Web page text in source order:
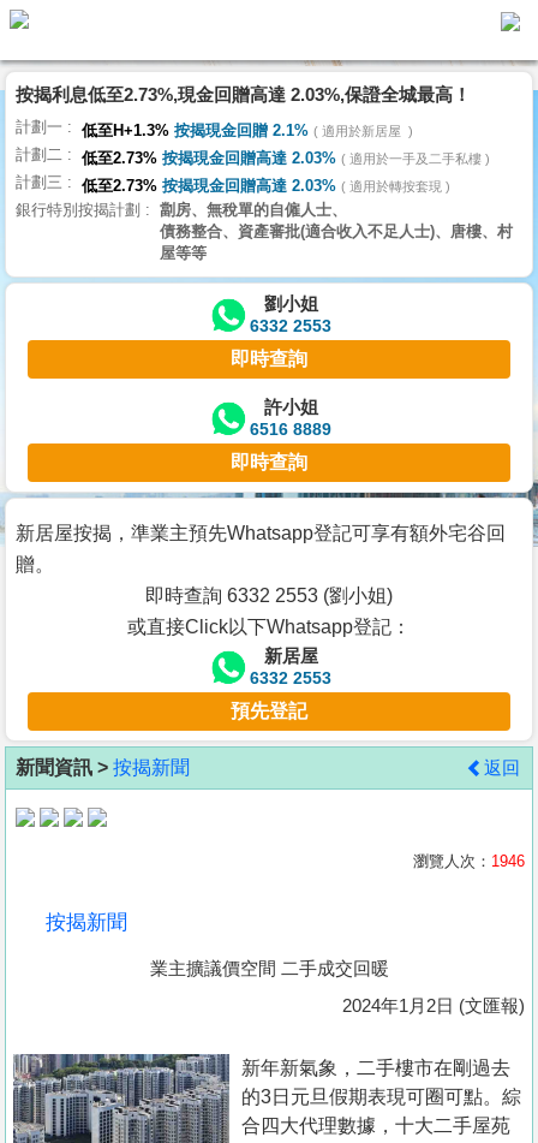
代
理
主
頁
搵
樓/
交
業
主
宅
谷
按
客
地
產
置
業
按揭利息低至2.73%,現金回贈高達 2.03%,保證全城最高！
計劃一 低至H+1.3% 按揭現金回贈 2.1% 適用於新居屋
計劃二 低至2.73% 按揭現金回贈高達 2.03% 適用於一手及二手私樓
計劃三 低至2.73% 按揭現金回贈高達 2.03% 適用於轉按套現
銀行特別按揭計劃
劏房、無稅單的自僱人士、
債務整合、資產審批(適合收入不足人士)、唐樓、村
屋等等
劉小姐
6332 2553
即時查詢
許小姐
6516 8889
即時查詢
新居屋按揭，準業主預先Whatsapp登記可享有額外宅谷回
贈。
即時查詢 6332 2553 (劉小姐)
或直接Click以下Whatsapp登記：
新居屋
6332 2553
預先登記
新聞資訊 > 按揭新聞 返回
瀏覽人次： 1946
按揭新聞
業主擴議價空間 二手成交回暖
2024年1月2日 (文匯報)
新年新氣象，二手樓市在剛過去
的3日元旦假期表現可圈可點。綜
合四大代理數據，十大二手屋苑